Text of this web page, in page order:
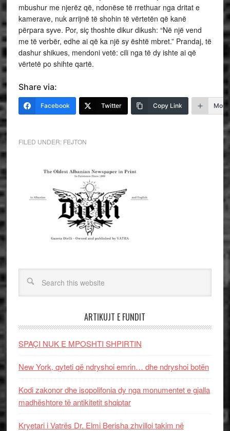
mbushur me njerëz që, ndonëse të rrethuar nga dritat e
kamerave, nuk arrijnë të shohin të vërtetën që kanë
përpara syve. Por, siç thoshte dikur dikush: “Në një vend
me të verbër, edhe ai që ka një sy është mbret.” Prandaj, të
dashur shikues, mendoni vetë: cili nga të dy ishte ai që
vërtetë po shihte qartë.
Share via:
Facebook Twitter Copy Link More
FILED UNDER: FEJTON
ARTIKUJT E FUNDIT
SPAÇI NUK E MPOSHTI SHPIRTIN
New York, qyteti që ndryshoi emrin… dhe ndryshoi botën
Kodi zakonor dhe isopolifonia dy nga monumentet e gjalla
madhështore të antikitetit shqiptar
Kryetari i Vatrës Dr. Elmi Berisha zhvilloi takim në